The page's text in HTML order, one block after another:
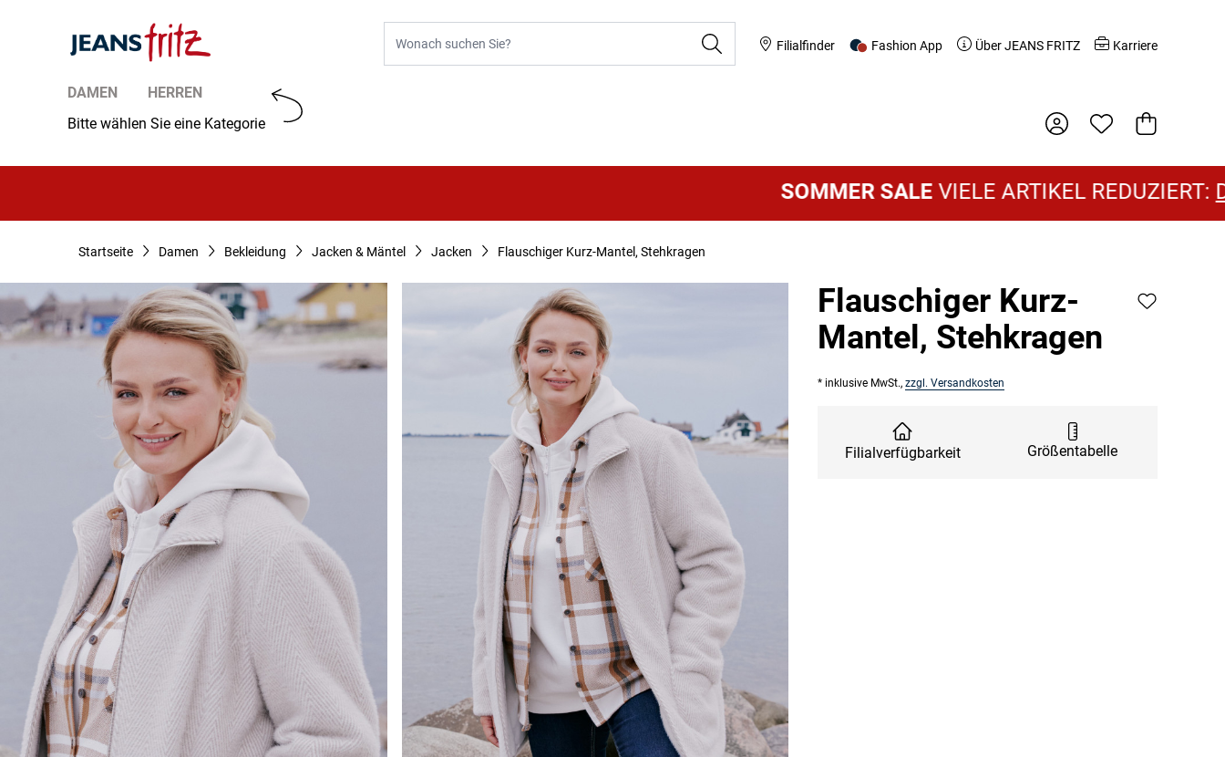
Filialfinder Fashion App Über JEANS FRITZ Karriere
DAMEN
HERREN
Bitte wählen Sie eine Kategorie
Warenkorb
SOMMER SALEVIELE ARTIKEL REDUZIERT:DAMEN
Startseite Damen Bekleidung Jacken & Mäntel Jacken Flauschiger Kurz-Mantel, Stehkragen
Flauschiger Kurz-
Mantel, Stehkragen
* inklusive MwSt., zzgl. Versandkosten
Filialverfügbarkeit Größentabelle